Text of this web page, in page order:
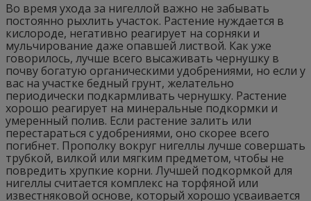
Во время ухода за нигеллой важно не забывать
постоянно рыхлить участок. Растение нуждается в
кислороде, негативно реагирует на сорняки и
мульчирование даже опавшей листвой. Как уже
говорилось, лучше всего высаживать чернушку в
почву богатую органическими удобрениями, но если у
вас на участке бедный грунт, желательно
периодически подкармливать чернушку. Растение
хорошо реагирует на минеральные подкормки и
умеренный полив. Если растение залить или
перестараться с удобрениями, оно скорее всего
погибнет. Прополку вокруг нигеллы лучше совершать
трубкой, вилкой или мягким предметом, чтобы не
повредить хрупкие корни. Лучшей подкормкой для
нигеллы считается комплекс на торфяной или
известняковой основе, который хорошо усваивается